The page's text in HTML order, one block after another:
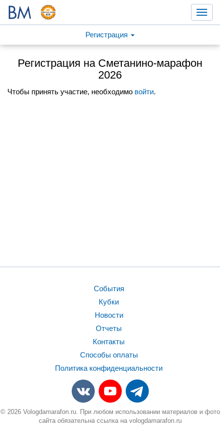
Регистрация
Регистрация на Сметанино-марафон
2026
Чтобы принять участие, необходимо войти.
События
Кубки
Новости
Отчеты
Контакты
Способы оплаты
Политика конфиденциальности
© 2026 Vologdamarafon.ru. При любом использовании материалов и фото
сайта обязательна ссылка на vologdamarafon.ru